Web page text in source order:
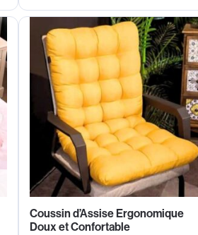
Coussin d’Assise Ergonomique
Doux et Confortable